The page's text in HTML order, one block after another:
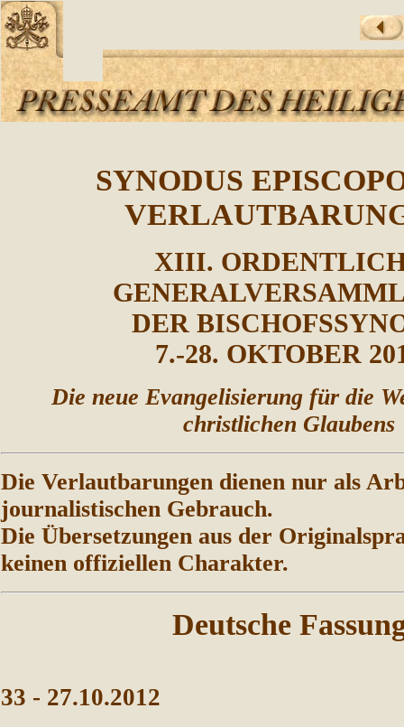
SYNODUS
XIII.
DER
7.-28. OKTOBER
Die neue Evangelisierung für die
christlichen Glaubens
Die Verlautbarungen dienen nur als
journalistischen Gebrauch.
Die Übersetzungen aus der
keinen offiziellen Charakter.
Deutsche
33 - 27.10.2012